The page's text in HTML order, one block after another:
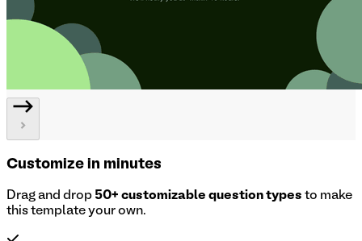
Customize in minutes
Drag and drop 50+ customizable question types to make
this template your own.